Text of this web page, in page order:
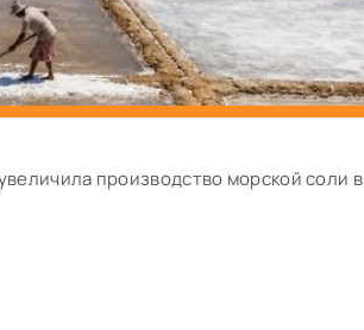
производство морской соли в